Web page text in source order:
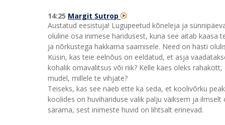
14:25 Margit Sutrop
Austatud eesistuja! Lugupeetud kõneleja ja
oluline osa inimese haridusest, kuna see aitab
ja nõrkustega hakkama saamisele. Need on hästi
Küsin, kas teie eelnõus on eeldatud, et asja
kohalik omavalitsus või riik? Kelle käes oleks
mudel, millele te vihjate?
Teiseks, kas see näeb ette ka seda, et koolivõrku
koolides on huvihariduse valik palju väiksem ja
särama, sest inimeste huvid on lihtsalt erinevad.